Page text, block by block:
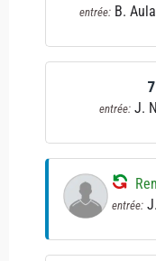
entrée: B.
entrée: J.
entrée: